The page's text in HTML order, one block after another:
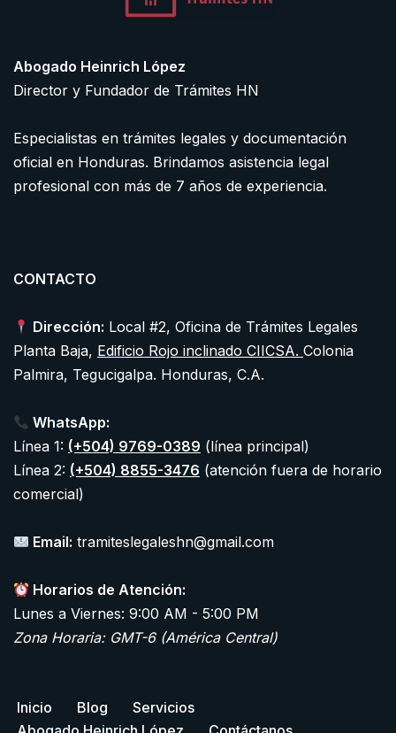
Abogado Heinrich López
Director y Fundador de Trámites HN
Especialistas en trámites legales y documentación
oficial en Honduras. Brindamos asistencia legal
profesional con más de 7 años de experiencia.
CONTACTO
Dirección: Local #2, Oficina de Trámites Legales
Planta Baja, Edificio Rojo inclinado CIICSA. Colonia
Palmira, Tegucigalpa. Honduras, C.A.
WhatsApp:
Línea 1: (+504) 9769-0389 (línea principal)
Línea 2: (+504) 8855-3476 (atención fuera de horario
comercial)
Email: tramiteslegaleshn@gmail.com
Horarios de Atención:
Lunes a Viernes: 9:00 AM - 5:00 PM
Zona Horaria: GMT-6 (América Central)
Inicio Blog
Servicios